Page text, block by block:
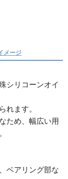
メージ
シリコーンオイ
れます。
ため、幅広い用
ベアリング部な